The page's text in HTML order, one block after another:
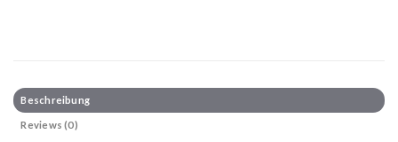
Beschreibung
Reviews (0)